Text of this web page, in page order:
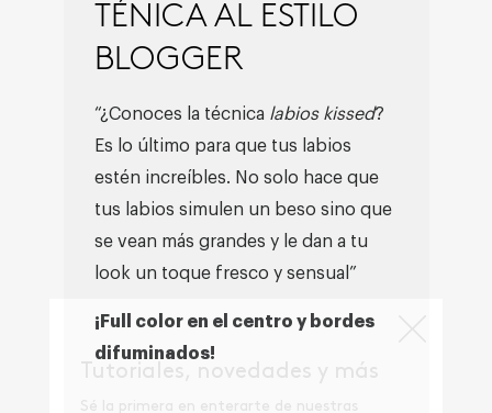
TÉNICA AL ESTILO
BLOGGER
“¿Conoces la técnica labios kissed?
Es lo último para que tus labios
estén increíbles. No solo hace que
tus labios simulen un beso sino que
se vean más grandes y le dan a tu
look un toque fresco y sensual”
¡Full color en el centro y bordes
difuminados!